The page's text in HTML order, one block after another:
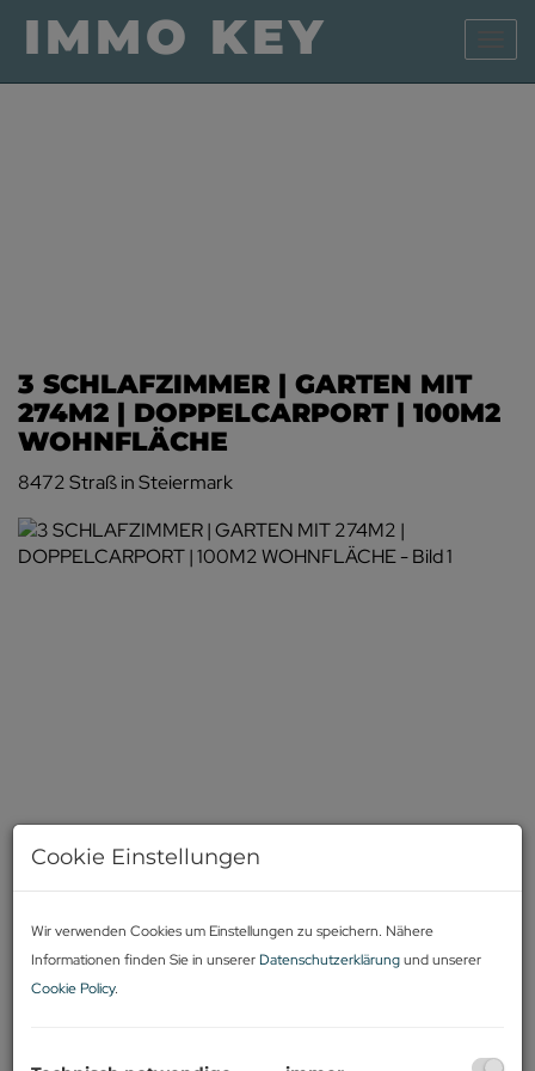
3 SCHLAFZIMMER | GARTEN MIT
274M2 | DOPPELCARPORT | 100M2
WOHNFLÄCHE
8472 Straß in Steiermark
Cookie Einstellungen
Wir verwenden Cookies um Einstellungen zu speichern. Nähere
Informationen finden Sie in unserer Datenschutzerklärungund unserer
Cookie Policy.